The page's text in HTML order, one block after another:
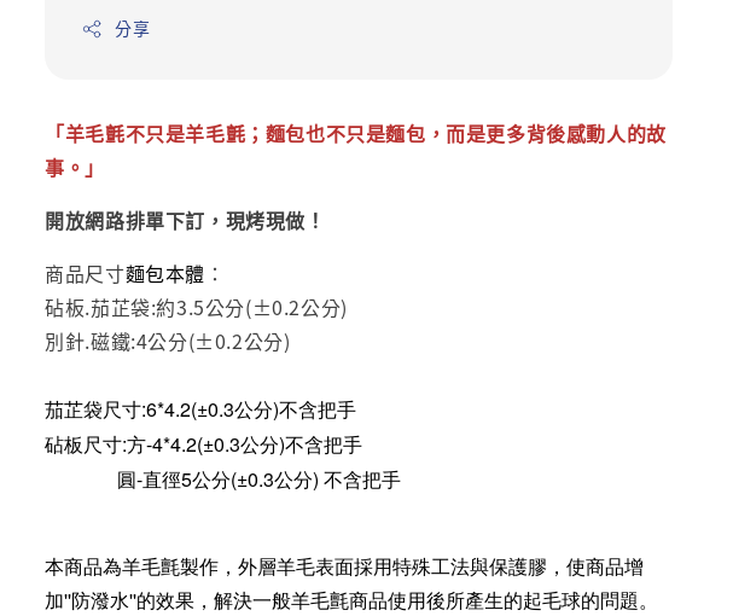
分享
「羊毛氈不只是羊毛氈；麵包也不只是麵包，而是更多背後感動人的故
事。」
開放網路排單下訂，現烤現做！
商品尺寸麵包本體 ：
砧板.茄芷袋:約3.5公分(±0.2公分)
別針.磁鐵:4公分(±0.2公分)
茄芷袋尺寸:6*4.2(±0.3公分)不含把手
砧板尺寸:方-4*4.2(±0.3公分)不含把手
圓-直徑5公分(±0.3公分) 不含把手
本商品為羊毛氈製作，外層羊毛表面採用特殊工法與保護膠，使商品增
加''防潑水''的效果，解決一般羊毛氈商品使用後所產生的起毛球的問題。